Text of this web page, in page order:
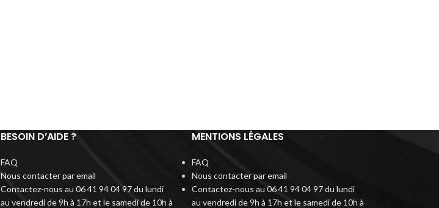
BESOIN D’AIDE ?
FAQ
Nous contacter par email
Contactez-nous au 06 41 94 04 97 du lundi
au vendredi de 9h à 17h et le samedi de 10h à
MENTIONS LÉGALES
FAQ
Nous contacter par email
Contactez-nous au 06 41 94 04 97 du lundi
au vendredi de 9h à 17h et le samedi de 10h à